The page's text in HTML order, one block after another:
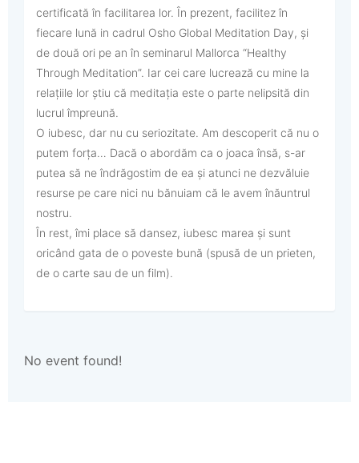
certificată în facilitarea lor. În prezent, facilitez în
fiecare lună in cadrul Osho Global Meditation Day, și
de două ori pe an în seminarul Mallorca “Healthy
Through Meditation”. Iar cei care lucrează cu mine la
relațiile lor știu că meditația este o parte nelipsită din
lucrul împreună.
O iubesc, dar nu cu seriozitate. Am descoperit că nu o
putem forța… Dacă o abordăm ca o joaca însă, s-ar
putea să ne îndrăgostim de ea și atunci ne dezvăluie
resurse pe care nici nu bănuiam că le avem înăuntrul
nostru.
În rest, îmi place să dansez, iubesc marea și sunt
oricând gata de o poveste bună (spusă de un prieten,
de o carte sau de un film).
No event found!